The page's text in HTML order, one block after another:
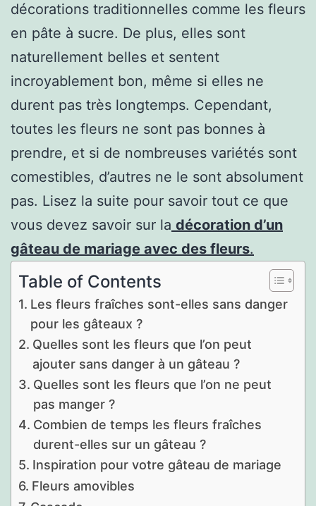
décorations traditionnelles comme les fleurs
en pâte à sucre. De plus, elles sont
naturellement belles et sentent
incroyablement bon, même si elles ne
durent pas très longtemps. Cependant,
toutes les fleurs ne sont pas bonnes à
prendre, et si de nombreuses variétés sont
comestibles, d’autres ne le sont absolument
pas. Lisez la suite pour savoir tout ce que
vous devez savoir sur la décoration d’un
gâteau de mariage avec des fleurs.
Table of Contents
Les fleurs fraîches sont-elles sans danger
pour les gâteaux ?
Quelles sont les fleurs que l’on peut
ajouter sans danger à un gâteau ?
Quelles sont les fleurs que l’on ne peut
pas manger ?
Combien de temps les fleurs fraîches
durent-elles sur un gâteau ?
Inspiration pour votre gâteau de mariage
Fleurs amovibles